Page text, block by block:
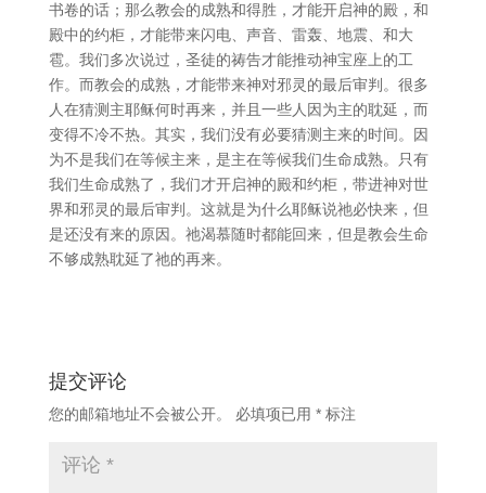
书卷的话；那么教会的成熟和得胜，才能开启神的殿，和
殿中的约柜，才能带来闪电、声音、雷轰、地震、和大
雹。我们多次说过，圣徒的祷告才能推动神宝座上的工
作。而教会的成熟，才能带来神对邪灵的最后审判。很多
人在猜测主耶稣何时再来，并且一些人因为主的耽延，而
变得不冷不热。其实，我们没有必要猜测主来的时间。因
为不是我们在等候主来，是主在等候我们生命成熟。只有
我们生命成熟了，我们才开启神的殿和约柜，带进神对世
界和邪灵的最后审判。这就是为什么耶稣说祂必快来，但
是还没有来的原因。祂渴慕随时都能回来，但是教会生命
不够成熟耽延了祂的再来。
提交评论
您的邮箱地址不会被公开。 必填项已用 *标注